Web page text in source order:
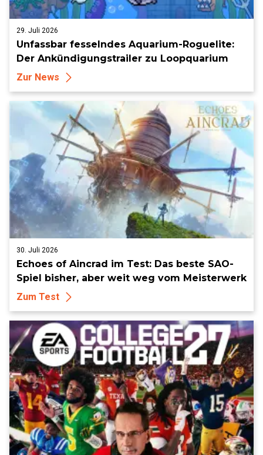
29. Juli 2026
Unfassbar fesselndes Aquarium-Roguelite:
Der Ankündigungstrailer zu Loopquarium
Zur News
30. Juli 2026
Echoes of Aincrad im Test: Das beste SAO-
Spiel bisher, aber weit weg vom Meisterwerk
Zum Test